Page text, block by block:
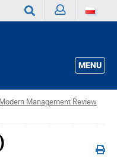
MENU
Modern Management Review